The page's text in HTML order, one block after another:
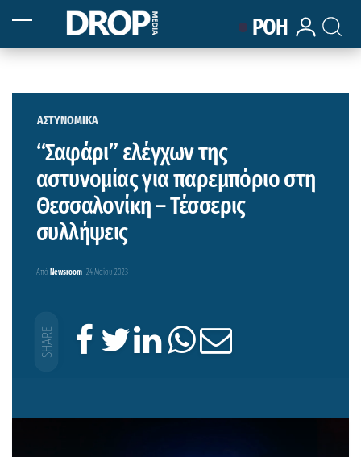
ΡΟΗ
ΑΣΤΥΝΟΜΙΚΑ
“Σαφάρι” ελέγχων της
αστυνομίας για παρεμπόριο στη
Θεσσαλονίκη – Τέσσερις
συλλήψεις
Από Newsroom 24 Μαΐου 2023